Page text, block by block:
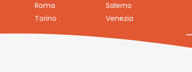
Roma
Salerno
Torino Venezia